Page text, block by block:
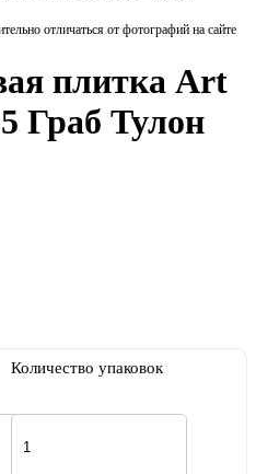
отличаться от фотографий на сайте
плитка Art
Граб Тулон
Количество упаковок